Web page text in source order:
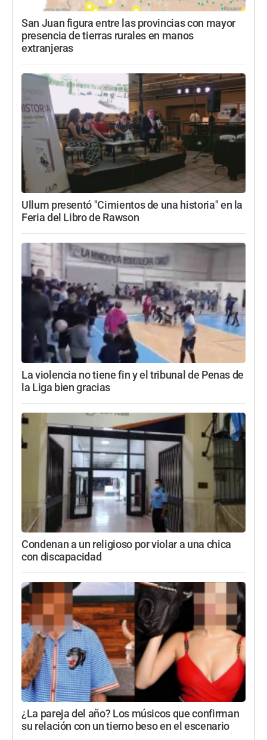
San Juan figura entre las provincias con mayor
presencia de tierras rurales en manos
extranjeras
Ullum presentó "Cimientos de una historia" en la
Feria del Libro de Rawson
La violencia no tiene fin y el tribunal de Penas de
la Liga bien gracias
Condenan a un religioso por violar a una chica
con discapacidad
¿La pareja del año? Los músicos que confirman
su relación con un tierno beso en el escenario